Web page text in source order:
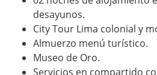
desayunos.
City Tour Lima colonial y
Almuerzo menú turístico.
Museo de Oro.
Servicios en compartido